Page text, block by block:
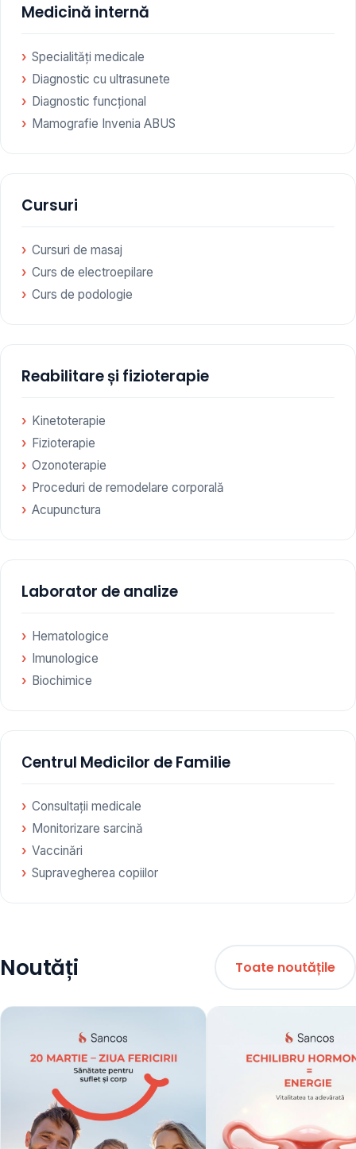
Medicină internă
Specialități medicale
Diagnostic cu ultrasunete
Diagnostic funcțional
Mamografie Invenia ABUS
Cursuri
Cursuri de masaj
Curs de electroepilare
Curs de podologie
Reabilitare și fizioterapie
Kinetoterapie
Fizioterapie
Ozonoterapie
Proceduri de remodelare corporală
Acupunctura
Laborator de analize
Hematologice
Imunologice
Biochimice
Сentrul Medicilor de Familie
Consultații medicale
Monitorizare sarcină
Vaccinări
Supravegherea copiilor
Noutăți Toate noutățile